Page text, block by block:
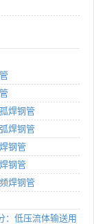
焊钢管
焊钢管
钢管
钢管
焊钢管
：低压流体输送用